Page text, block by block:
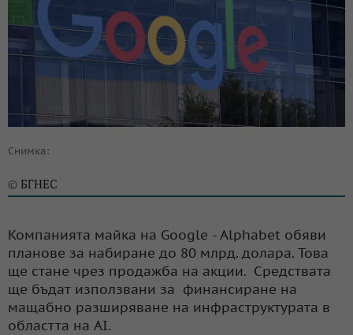
Снимка:
© БГНЕС
Компанията майка на Google - Alphabet обяви
планове за набиране до 80 млрд. долара. Това
ще стане чрез продажба на акции. Средствата
ще бъдат използвани за финансиране на
мащабно разширяване на инфраструктурата в
областта на AI.